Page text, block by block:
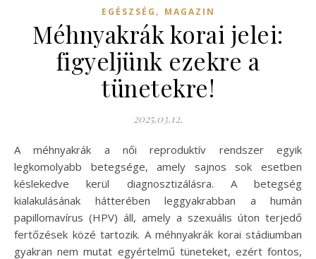
EGÉSZSÉG , MAGAZIN
Méhnyakrák korai jelei:
figyeljünk ezekre a
tünetekre!
2025.03.12.
A méhnyakrák a női reproduktív rendszer egyik
legkomolyabb betegsége, amely sajnos sok esetben
késlekedve kerül diagnosztizálásra. A betegség
kialakulásának hátterében leggyakrabban a humán
papillomavírus (HPV) áll, amely a szexuális úton terjedő
fertőzések közé tartozik. A méhnyakrák korai stádiumban
gyakran nem mutat egyértelmű tüneteket, ezért fontos,